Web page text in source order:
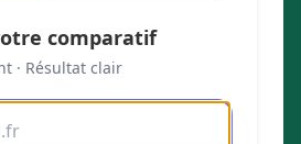
comparatif
· Résultat clair